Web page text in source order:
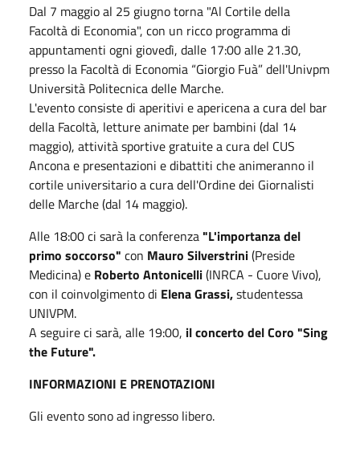
Dal 7 maggio al 25 giugno torna "Al Cortile della
Facoltà di Economia", con un ricco programma di
appuntamenti ogni giovedì, dalle 17:00 alle 21.30,
presso la Facoltà di Economia “Giorgio Fuà” dell'Univpm
Università Politecnica delle Marche.
L'evento consiste di aperitivi e apericena a cura del bar
della Facoltà, letture animate per bambini (dal 14
maggio), attività sportive gratuite a cura del CUS
Ancona e presentazioni e dibattiti che animeranno il
cortile universitario a cura dell'Ordine dei Giornalisti
delle Marche (dal 14 maggio).
Alle 18:00 ci sarà la conferenza"L'importanza del
primo soccorso" con Mauro Silverstrini(Preside
Medicina) e Roberto Antonicelli(INRCA - Cuore Vivo),
con il coinvolgimento di Elena Grassi,studentessa
UNIVPM.
A seguire ci sarà, alle 19:00, il concerto del Coro "Sing
the Future".
INFORMAZIONI E PRENOTAZIONI
Gli evento sono ad ingresso libero.